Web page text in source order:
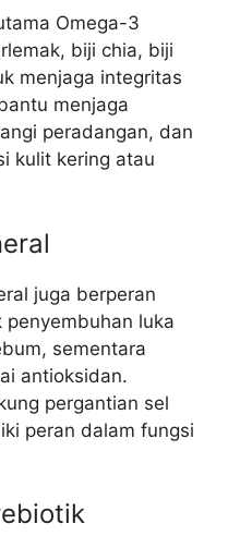
Omega-3
biji chia, biji
menjaga integritas
menjaga
peradangan, dan
kulit kering atau
juga berperan
luka
sementara
antioksidan.
pergantian sel
peran dalam fungsi